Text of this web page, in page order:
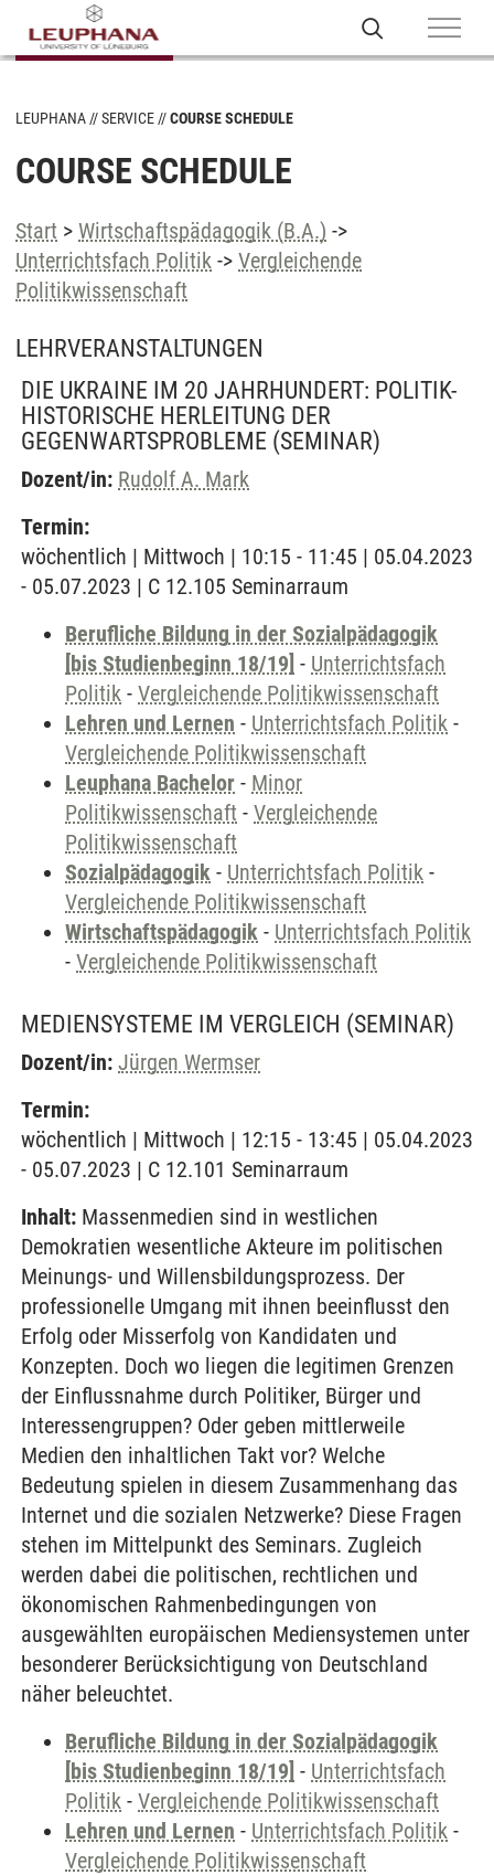
LEUPHANA SERVICE COURSE SCHEDULE
COURSE SCHEDULE
Start > Wirtschaftspädagogik (B.A.) ->
Unterrichtsfach Politik -> Vergleichende
Politikwissenschaft
LEHRVERANSTALTUNGEN
DIE UKRAINE IM 20 JAHRHUNDERT: POLITIK-
HISTORISCHE HERLEITUNG DER
GEGENWARTSPROBLEME (SEMINAR)
Dozent/in: Rudolf A. Mark
Termin:
wöchentlich | Mittwoch | 10:15 - 11:45 | 05.04.2023
- 05.07.2023 | C 12.105 Seminarraum
Berufliche Bildung in der Sozialpädagogik
[bis Studienbeginn 18/19] - Unterrichtsfach
Politik - Vergleichende Politikwissenschaft
Lehren und Lernen - Unterrichtsfach Politik -
Vergleichende Politikwissenschaft
Leuphana Bachelor - Minor
Politikwissenschaft - Vergleichende
Politikwissenschaft
Sozialpädagogik - Unterrichtsfach Politik -
Vergleichende Politikwissenschaft
Wirtschaftspädagogik - Unterrichtsfach Politik
- Vergleichende Politikwissenschaft
MEDIENSYSTEME IM VERGLEICH (SEMINAR)
Dozent/in: Jürgen Wermser
Termin:
wöchentlich | Mittwoch | 12:15 - 13:45 | 05.04.2023
- 05.07.2023 | C 12.101 Seminarraum
Inhalt: Massenmedien sind in westlichen
Demokratien wesentliche Akteure im politischen
Meinungs- und Willensbildungsprozess. Der
professionelle Umgang mit ihnen beeinflusst den
Erfolg oder Misserfolg von Kandidaten und
Konzepten. Doch wo liegen die legitimen Grenzen
der Einflussnahme durch Politiker, Bürger und
Interessengruppen? Oder geben mittlerweile
Medien den inhaltlichen Takt vor? Welche
Bedeutung spielen in diesem Zusammenhang das
Internet und die sozialen Netzwerke? Diese Fragen
stehen im Mittelpunkt des Seminars. Zugleich
werden dabei die politischen, rechtlichen und
ökonomischen Rahmenbedingungen von
ausgewählten europäischen Mediensystemen unter
besonderer Berücksichtigung von Deutschland
näher beleuchtet.
Berufliche Bildung in der Sozialpädagogik
[bis Studienbeginn 18/19] - Unterrichtsfach
Politik - Vergleichende Politikwissenschaft
Lehren und Lernen - Unterrichtsfach Politik -
Vergleichende Politikwissenschaft